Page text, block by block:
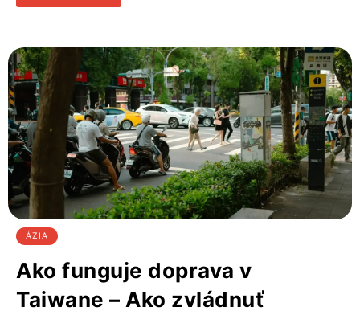
ÁZIA
Ako funguje doprava v
Taiwane – Ako zvládnuť